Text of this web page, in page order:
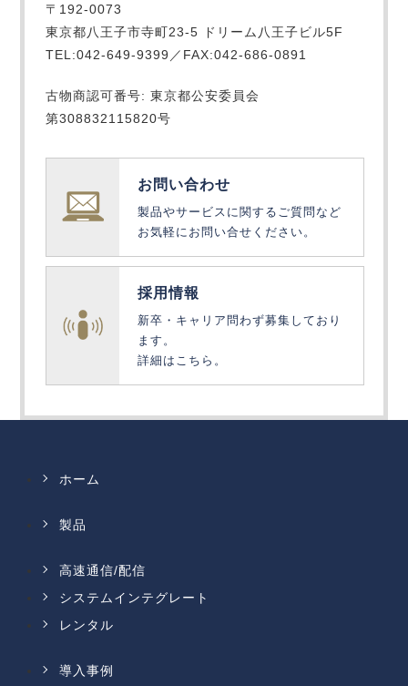
〒192-0073
東京都八王子市寺町23-5 ドリーム八王子ビル5F
TEL:042-649-9399／FAX:042-686-0891
古物商認可番号: 東京都公安委員会
第308832115820号
お問い合わせ
製品やサービスに関するご質問など
お気軽にお問い合せください。
採用情報
新卒・キャリア問わず募集しており
ます。
詳細はこちら。
ホーム
製品
高速通信/配信
システムインテグレート
レンタル
導入事例